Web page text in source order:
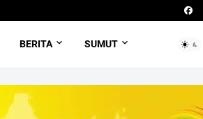
BERITA SUMUT